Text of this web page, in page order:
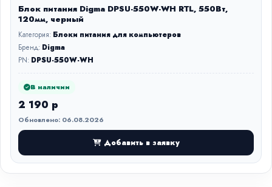
Блок питания Digma DPSU-550W-WH RTL, 550Вт,
120мм, черный
Категория: Блоки питания для компьютеров
Бренд: Digma
PN: DPSU-550W-WH
В наличии
2 190 р
Обновлено: 06.08.2026
Добавить в заявку